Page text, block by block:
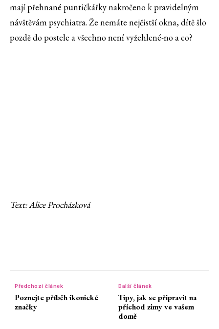
mají přehnané puntičkářky nakročeno k pravidelným
návštěvám psychiatra. Že nemáte nejčistší okna, dítě šlo
pozdě do postele a všechno není vyžehlené-no a co?
Text: Alice Procházková
Předchozí článek
Poznejte příběh ikonické
značky
Další článek
Tipy, jak se připravit na
příchod zimy ve vašem
domě